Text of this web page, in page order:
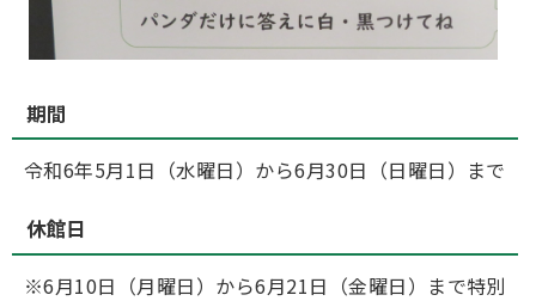
期間
令和6年5月1日（水曜日）から6月30日（日曜日）まで
休館日
※6月10日（月曜日）から6月21日（金曜日）まで特別